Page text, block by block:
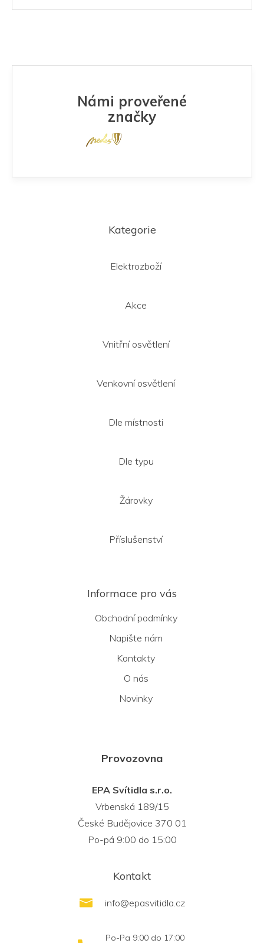
Námi proveřené
značky
Kategorie
Elektrozboží
Akce
Vnitřní osvětlení
Venkovní osvětlení
Dle místnosti
Dle typu
Žárovky
Příslušenství
Informace pro vás
Obchodní podmínky
Napište nám
Kontakty
O nás
Novinky
Provozovna
EPA Svítidla s.r.o.
Vrbenská 189/15
České Budějovice 370 01
Po-pá 9:00 do 15:00
Kontakt
info@epasvitidla.cz